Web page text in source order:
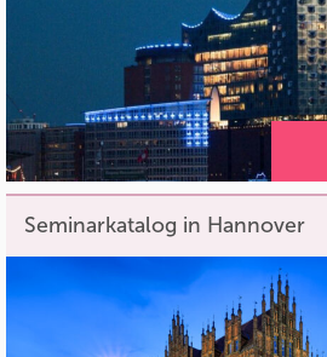
Seminarkatalog in Hannover